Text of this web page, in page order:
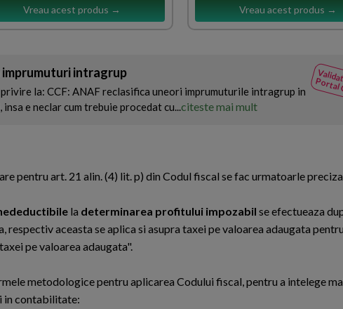
Vreau acest produs → Vreau acest produs →
Portal
intragrup
la: CCF: ANAF reclasifica uneori imprumuturile intragrup in
e neclar cum trebuie procedat cu...citeste mai mult
pentru art. 21 alin. (4) lit. p) din Codul fiscal se fac urmatoarle
la determinarea profitului impozabil se efectueaza
aceasta se aplica si asupra taxei pe valoarea adaugata
pe valoarea adaugata".
metodologice pentru aplicarea Codului fiscal, pentru a intelege
in contabilitate: